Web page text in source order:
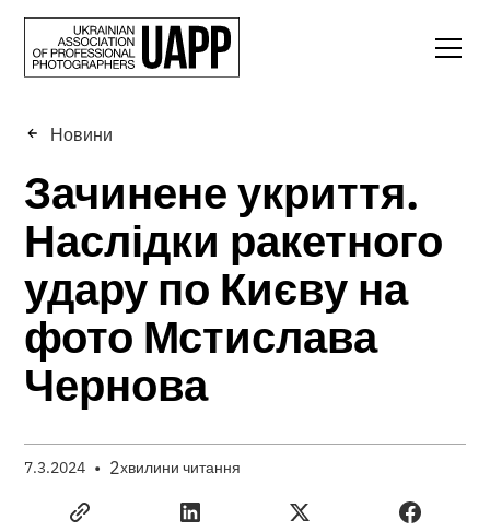
Новини
Зачинене укриття.
Наслідки ракетного
удару по Києву на
фото Мстислава
Чернова
7.3.2024 • 2хвилини читання